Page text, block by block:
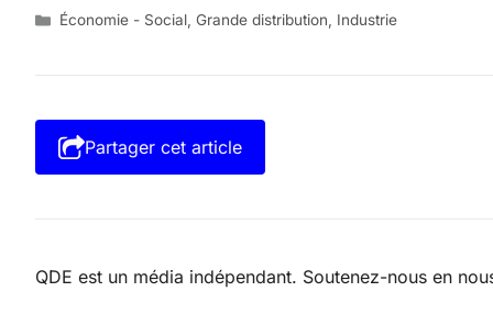
Catégories
Économie - Social, Grande distribution, Industrie
Partager cet article
QDE est un média indépendant. Soutenez-nous en